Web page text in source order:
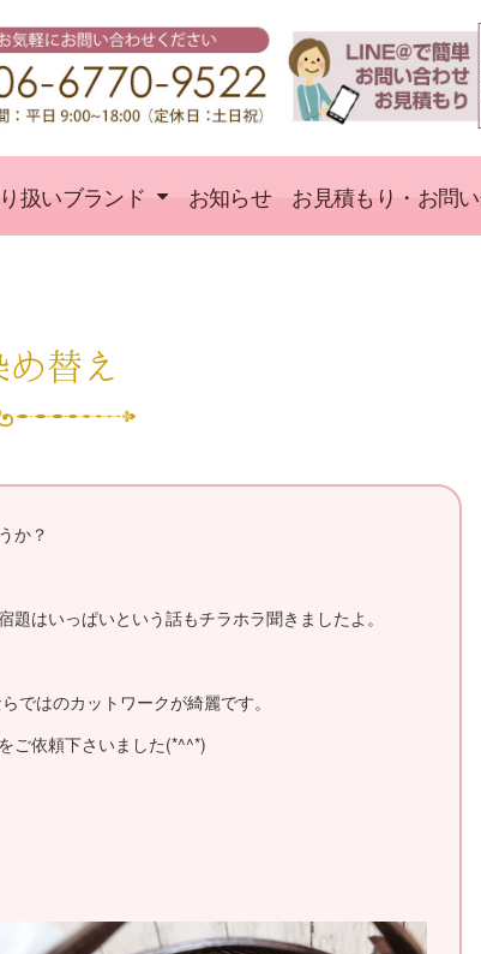
扱いブランド お知らせ お見積もり・お問
替え
か？
はいっぱいという話もチラホラ聞きましたよ。
ではのカットワークが綺麗です。
ご依頼下さいました(*^^*)